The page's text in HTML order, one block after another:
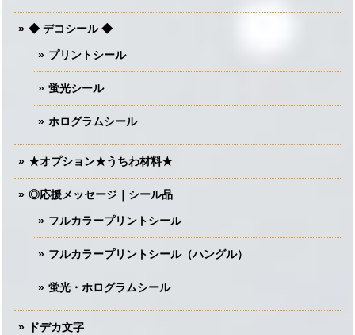
◆ デコシール ◆
プリントシール
蛍光シール
ホログラムシール
★オプション★うちわ材料★
◎応援メッセージ｜シール品
フルカラープリントシール
フルカラープリントシール（ハングル）
蛍光・ホログラムシール
ドデカ文字